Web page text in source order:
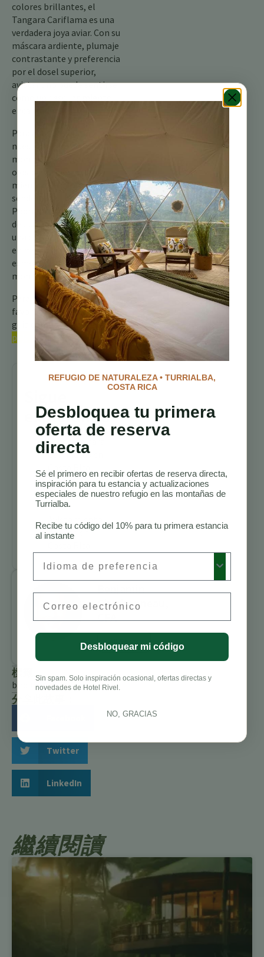
colores brillantes, el
Tangara Cariflama es una
verdadera joya aviar. Con su
máscara ardiente, plumaje
contrastante y preferencia
por el dosel superior,
avistar uno puede sentirse
como un descubrimiento
encantador.
Para aquellos que visitan
nuestro retiro en la
montaña, mantengan los
ojos bien abiertos
mientras exploran los
senderos del bosque.
Podrían vislumbrar este
deslumbrante tangara,
una chispa fugaz de fuego
en medio del abrazo
esmeralda de las
montañas costarricenses.
Para más información, por
favor consulta nuestra
guía completa sobre los
pájaros de Costa Rica
explorando
Senderos para
Caminatas en
Costa Rica
Mejores
Alojamientos
para
Avistamiento
de Aves en
Benjamin
Charbonneau,
CFA
標籤
birding
分享此故事：
Twitter
LinkedIn
繼續閱讀
REFUGIO DE NATURALEZA • TURRIALBA,
COSTA RICA
Desbloquea tu primera
oferta de reserva
directa
Sé el primero en recibir ofertas de reserva directa,
inspiración para tu estancia y actualizaciones
especiales de nuestro refugio en las montañas de
Turrialba.
Recibe tu código del 10% para tu primera estancia
al instante
Desbloquear mi código
Sin spam. Solo inspiración ocasional, ofertas directas y
novedades de Hotel Rivel.
NO, GRACIAS